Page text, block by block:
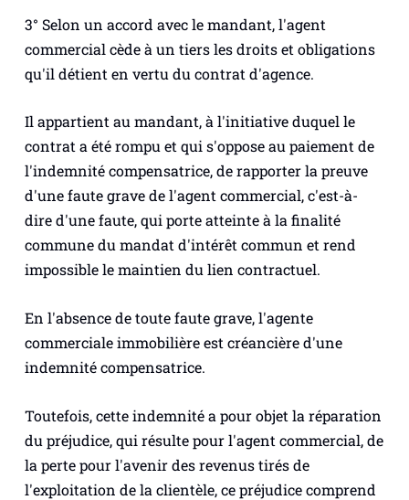
3° Selon un accord avec le mandant, l'agent
commercial cède à un tiers les droits et obligations
qu'il détient en vertu du contrat d'agence.
Il appartient au mandant, à l'initiative duquel le
contrat a été rompu et qui s'oppose au paiement de
l'indemnité compensatrice, de rapporter la preuve
d'une faute grave de l'agent commercial, c'est-à-
dire d'une faute, qui porte atteinte à la finalité
commune du mandat d'intérêt commun et rend
impossible le maintien du lien contractuel.
En l'absence de toute faute grave, l'agente
commerciale immobilière est créancière d'une
indemnité compensatrice.
Toutefois, cette indemnité a pour objet la réparation
du préjudice, qui résulte pour l'agent commercial, de
la perte pour l'avenir des revenus tirés de
l'exploitation de la clientèle, ce préjudice comprend